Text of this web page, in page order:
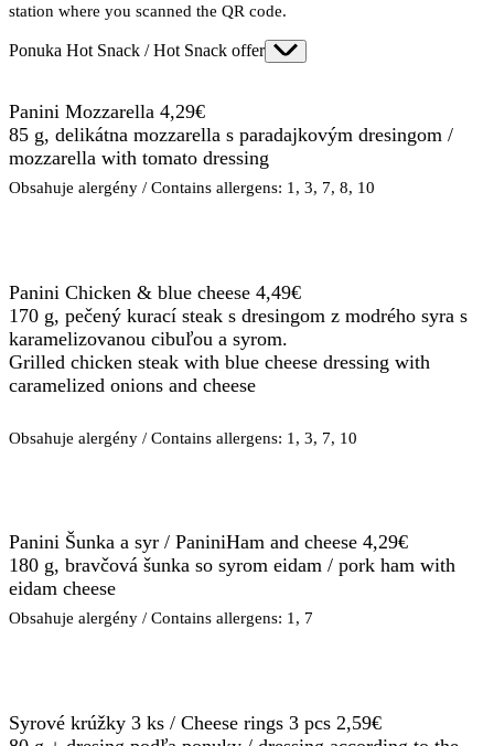
station where you scanned the QR code.
Ponuka Hot Snack / Hot Snack offer
Panini Mozzarella 4,29€
85 g, delikátna mozzarella s paradajkovým dresingom /
mozzarella with tomato dressing
Obsahuje alergény / Contains allergens: 1, 3, 7, 8, 10
Panini Chicken & blue cheese 4,49€
170 g, pečený kurací steak s dresingom z modrého syra s
karamelizovanou cibuľou a syrom.
Grilled chicken steak with blue cheese dressing with
caramelized onions and cheese
Obsahuje alergény / Contains allergens: 1, 3, 7, 10
Panini Šunka a syr / PaniniHam and cheese 4,29€
180 g, bravčová šunka so syrom eidam / pork ham with
eidam cheese
Obsahuje alergény / Contains allergens: 1, 7
Syrové krúžky 3 ks / Cheese rings 3 pcs 2,59€